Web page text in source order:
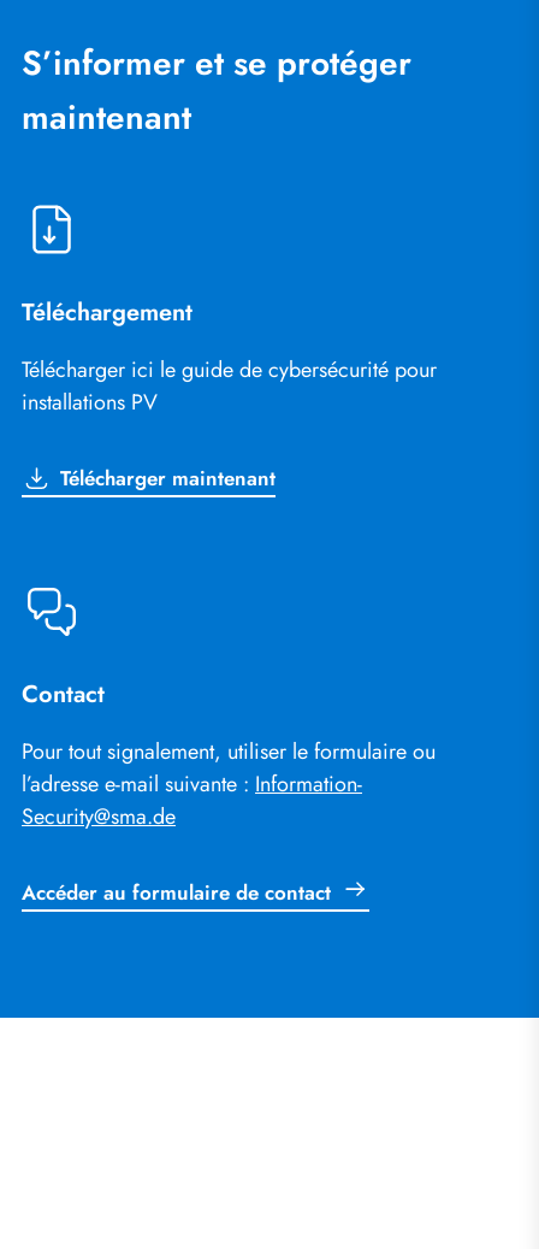
S’informer et se protéger
maintenant
Téléchargement
Télécharger ici le guide de cybersécurité pour
installations PV
Télécharger maintenant
Contact
Pour tout signalement, utiliser le formulaire ou
l’adresse e-mail suivante : Information-
Security@sma.de
Accéder au formulaire de contact